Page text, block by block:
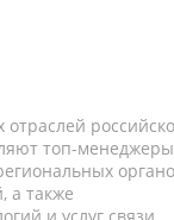
топ-
а также